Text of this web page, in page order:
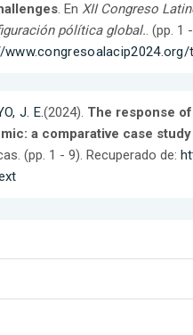
. En XII Congreso
pólítica global.. (pp. 1
www.congresoalacip2024.org/
J. E.(2024). The response
a comparative case
(pp. 1 - 9). Recuperado de: